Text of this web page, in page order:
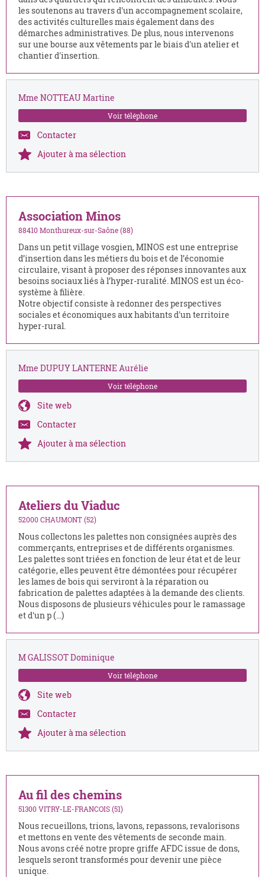
les soutenons au travers d'un accompagnement scolaire,
des activités culturelles mais également dans des
démarches administratives. De plus, nous intervenons
sur une bourse aux vêtements par le biais d'un atelier et
chantier d'insertion.
Mme NOTTEAU Martine
Voir téléphone
Contacter
Ajouter à ma sélection
Association Minos
88410 Monthureux-sur-Saône (88)
Dans un petit village vosgien, MINOS est une entreprise
d’insertion dans les métiers du bois et de l’économie
circulaire, visant à proposer des réponses innovantes aux
besoins sociaux liés à l’hyper-ruralité. MINOS est un éco-
système à filière.
Notre objectif consiste à redonner des perspectives
sociales et économiques aux habitants d'un territoire
hyper-rural.
Mme DUPUY LANTERNE Aurélie
Voir téléphone
Site web
Contacter
Ajouter à ma sélection
Ateliers du Viaduc
52000 CHAUMONT (52)
Nous collectons les palettes non consignées auprès des
commerçants, entreprises et de différents organismes.
Les palettes sont triées en fonction de leur état et de leur
catégorie, elles peuvent être démontées pour récupérer
les lames de bois qui serviront à la réparation ou
fabrication de palettes adaptées à la demande des clients.
Nous disposons de plusieurs véhicules pour le ramassage
et d'un p (...)
M GALISSOT Dominique
Voir téléphone
Site web
Contacter
Ajouter à ma sélection
Au fil des chemins
51300 VITRY-LE-FRANCOIS (51)
Nous recueillons, trions, lavons, repassons, revalorisons
et mettons en vente des vêtements de seconde main.
Nous avons créé notre propre griffe AFDC issue de dons,
lesquels seront transformés pour devenir une pièce
unique.